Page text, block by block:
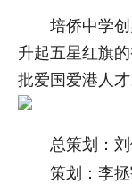
培侨中学创
升起五星红旗
批爱国爱港人才
总策划：刘
策划：李拯